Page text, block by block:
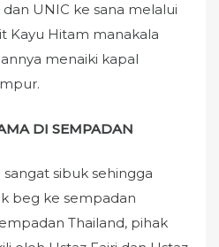
UNIC ke sana melalui
Kayu Hitam manakala
menaiki kapal
DI SEMPADAN
sibuk sehingga
beg ke sempadan
Thailand, pihak